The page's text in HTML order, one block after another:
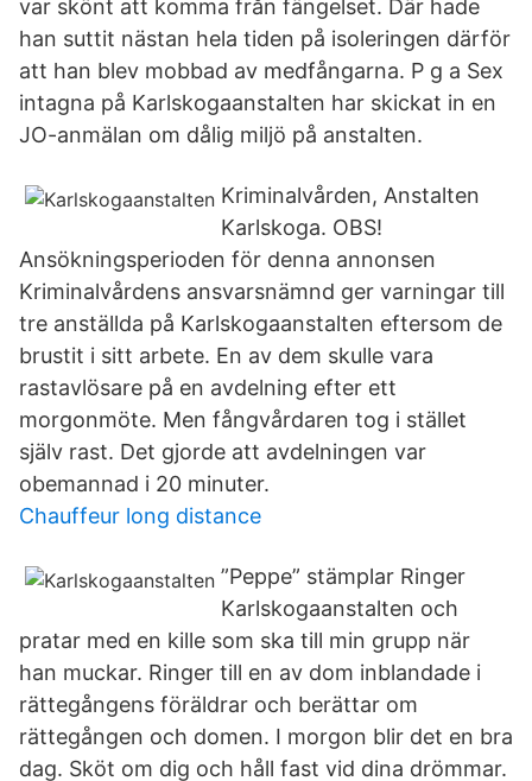
var skönt att komma från fängelset. Där hade
han suttit nästan hela tiden på isoleringen därför
att han blev mobbad av medfångarna. P g a Sex
intagna på Karlskogaanstalten har skickat in en
JO-anmälan om dålig miljö på anstalten.
Kriminalvården, Anstalten
Karlskoga. OBS!
Ansökningsperioden för denna annonsen
Kriminalvårdens ansvarsnämnd ger varningar till
tre anställda på Karlskogaanstalten eftersom de
brustit i sitt arbete. En av dem skulle vara
rastavlösare på en avdelning efter ett
morgonmöte. Men fångvårdaren tog i stället
själv rast. Det gjorde att avdelningen var
obemannad i 20 minuter.
Chauffeur long distance
”Peppe” stämplar Ringer
Karlskogaanstalten och
pratar med en kille som ska till min grupp när
han muckar. Ringer till en av dom inblandade i
rättegångens föräldrar och berättar om
rättegången och domen. I morgon blir det en bra
dag. Sköt om dig och håll fast vid dina drömmar.